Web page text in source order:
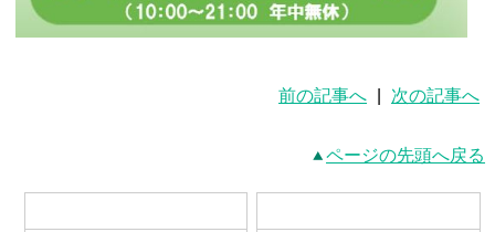
前の記事へ 次の記事へ
ページの先頭へ戻る